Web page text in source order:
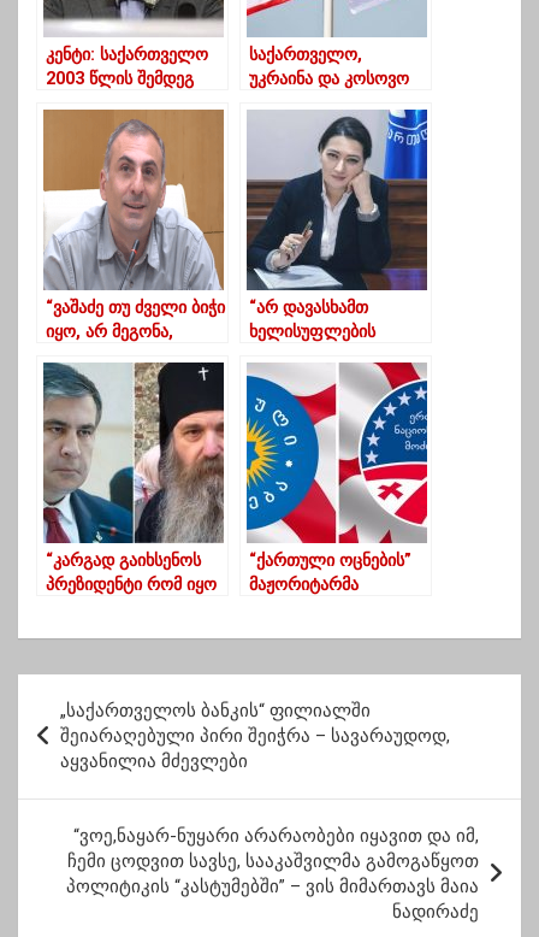
კენტი: საქართველო
2003 წლის შემდეგ
რისი მიღწევა
შეუძლიათ ქვეყნებს
საქართველო,
უკრაინა და კოსოვო
ქვეყანაა, რომელსაც
ვაქცინას გადავცემთ —
აშშ
“ვაშაძე თუ ძველი ბიჭი
იყო, არ მეგონა,
გვეძველბიჭება”
“არ დავასხამთ
ხელისუფლების
ამ კომფორტის
ზონიდან
გამოვიყვანთ”
“კარგად გაიხსენოს
პრეზიდენტი რომ იყო
არის” – მეუფე იაკობი
სააკაშვილზე
“ქართული ოცნების”
მაჟორიტარმა
“ნაციონალურ
მოძრაობას”
შეუერთდა
ო
ტ
„საქართველოს ბანკის“ ფილიალში
შეიარაღებული პირი შეიჭრა – სავარაუდოდ,
აყვანილია მძევლები
“ვოე,ნაყარ-ნუყარი არარაობები იყავით და იმ,
ჩემი ცოდვით სავსე, სააკაშვილმა გამოგაწყოთ
პოლიტიკის “კასტუმებში” – ვის მიმართავს მაია
ნადირაძე